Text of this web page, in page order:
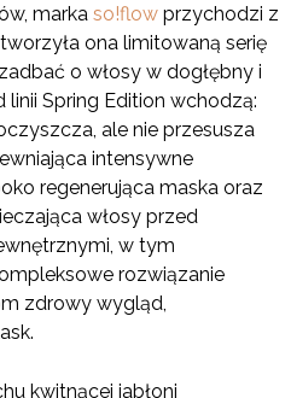
marka so!flow przychodzi z
ona limitowaną serię
o włosy w dogłębny i
linii Spring Edition wchodzą:
ale nie przesusza
intensywne
regenerująca maska oraz
włosy przed
w tym
rozwiązanie
zdrowy wygląd,
kwitnącej jabłoni